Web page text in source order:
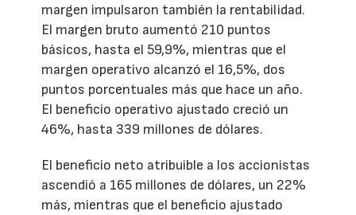
margen impulsaron también la rentabilidad.
El margen bruto aumentó 210 puntos
básicos, hasta el 59,9%, mientras que el
margen operativo alcanzó el 16,5%, dos
puntos porcentuales más que hace un año.
El beneficio operativo ajustado creció un
46%, hasta 339 millones de dólares.
El beneficio neto atribuible a los accionistas
ascendió a 165 millones de dólares, un 22%
más, mientras que el beneficio ajustado